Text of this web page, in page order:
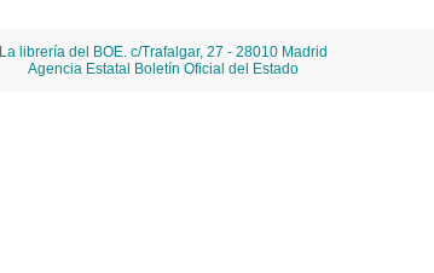
La librería del BOE. c/Trafalgar, 27 - 28010 Madrid
Agencia Estatal Boletín Oficial del Estado